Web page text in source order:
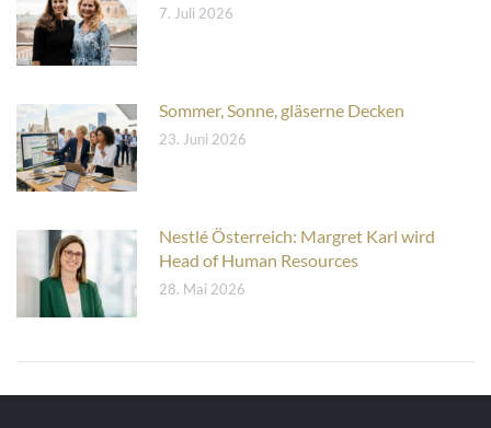
7. Juli 2026
Sommer, Sonne, gläserne Decken
23. Juni 2026
Nestlé Österreich: Margret Karl wird
Head of Human Resources
28. Mai 2026